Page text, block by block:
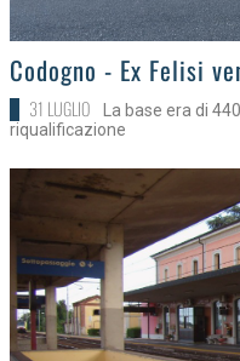
>
Codogno - Ex Felisi
31 LUGLIO
La base era di
riqualificazione